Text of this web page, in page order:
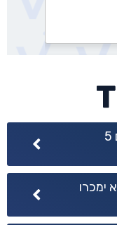
לקבועה: משנת 2014 נגסה ב-17%
המשכנתא הממוצעת טיפסה ל-1.09 מיליון
לדיור
עולם הנדל"ן קורץ לכם? אז הנה לכם 5
ימכרו